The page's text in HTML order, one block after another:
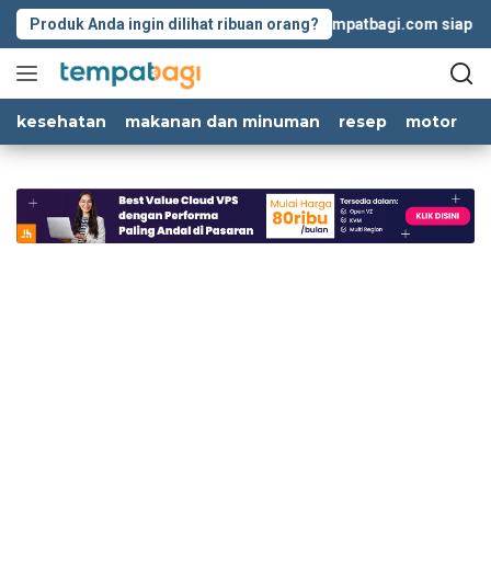
Langsung
Produk Anda ingin dilihat ribuan orang?Tempatbagi.com siap
kesehatan makanan dan minuman resep motor